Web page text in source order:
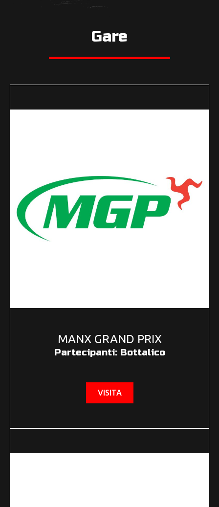
Gare
MANX GRAND PRIX
Partecipanti: Bottalico
VISITA